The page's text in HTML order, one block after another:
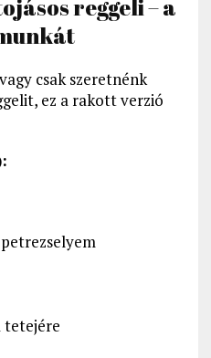
reggeli – a
csak szeretnénk
ez a rakott verzió
tetejére